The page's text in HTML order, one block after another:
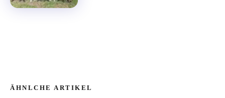
ÄHNLCHE ARTIKEL